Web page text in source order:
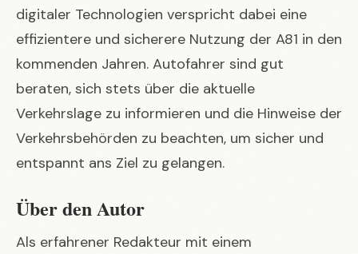
digitaler Technologien verspricht dabei eine
effizientere und sicherere Nutzung der A81 in den
kommenden Jahren. Autofahrer sind gut
beraten, sich stets über die aktuelle
Verkehrslage zu informieren und die Hinweise der
Verkehrsbehörden zu beachten, um sicher und
entspannt ans Ziel zu gelangen.
Über den Autor
Als erfahrener Redakteur mit einem